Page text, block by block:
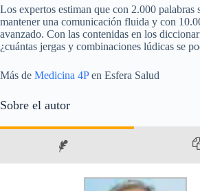
Los expertos estiman que con 2.000 palabras
mantener una comunicación fluida y con
avanzado. Con las contenidas en los
¿cuántas jergas y combinaciones lúdicas se
Más de Medicina 4Pen Esfera Salud
Sobre el autor